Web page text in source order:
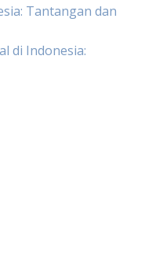
Tantangan dan
di Indonesia: